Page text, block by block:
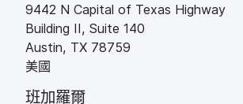
9442 N Capital of Texas Highway
Building II, Suite 140
Austin, TX 78759
美國
班加羅爾